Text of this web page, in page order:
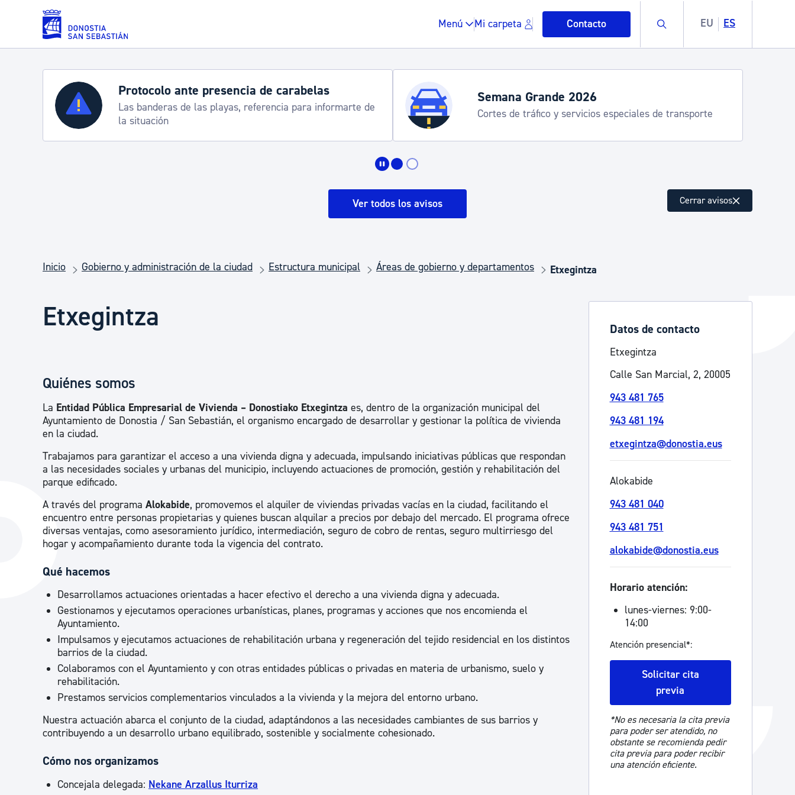
Saltar al contenido principal
Menú Mi carpeta Contacto Buscar EU ES
Servicios
Padrón y asuntos personales
Espacio público, residuos y medioambiente
Seguridad ciudadana y emergencias Euskera
Salud Pública, animales y consumo
Participación ciudadana y asociacionismo Cultura
Turismo
La ciudad
La ciudad futura
Actualidad
Agenda cultural
Administración municipal
Portal de transparencia
Catálogo de trámites
Ayuda a la tramitación
presencia de carabelas
playas, referencia para informarte de
Semana Grande 2026
Cortes de tráfico y servicios especiales de transporte 8-15 agosto
Ver todos los avisos Cerrar avisos
Inicio Gobierno y administración de la ciudad Estructura municipal Áreas de gobierno y departamentos Etxegintza
Etxegintza
Quiénes somos
La Entidad Pública Empresarial de Vivienda – Donostiako Etxegintza es, dentro de la organización municipal del
Ayuntamiento de Donostia / San Sebastián, el organismo encargado de desarrollar y gestionar la política de vivienda
en la ciudad.
Trabajamos para garantizar el acceso a una vivienda digna y adecuada, impulsando iniciativas públicas que respondan
a las necesidades sociales y urbanas del municipio, incluyendo actuaciones de promoción, gestión y rehabilitación del
parque edificado.
A través del programa Alokabide, promovemos el alquiler de viviendas privadas vacías en la ciudad, facilitando el
encuentro entre personas propietarias y quienes buscan alquilar a precios por debajo del mercado. El programa ofrece
diversas ventajas, como asesoramiento jurídico, intermediación, seguro de cobro de rentas, seguro multirriesgo del
hogar y acompañamiento durante toda la vigencia del contrato.
Qué hacemos
Desarrollamos actuaciones orientadas a hacer efectivo el derecho a una vivienda digna y adecuada.
Gestionamos y ejecutamos operaciones urbanísticas, planes, programas y acciones que nos encomienda el
Ayuntamiento.
Impulsamos y ejecutamos actuaciones de rehabilitación urbana y regeneración del tejido residencial en los distintos
barrios de la ciudad.
Colaboramos con el Ayuntamiento y con otras entidades públicas o privadas en materia de urbanismo, suelo y
rehabilitación.
Prestamos servicios complementarios vinculados a la vivienda y la mejora del entorno urbano.
Nuestra actuación abarca el conjunto de la ciudad, adaptándonos a las necesidades cambiantes de sus barrios y
contribuyendo a un desarrollo urbano equilibrado, sostenible y socialmente cohesionado.
Cómo nos organizamos
Concejala delegada: Nekane Arzallus Iturriza
Datos de contacto
Etxegintza
Calle San Marcial, 2, 20005
943 481 765
943 481 194
etxegintza@donostia.eus
Alokabide
943 481 040
943 481 751
alokabide@donostia.eus
Horario atención:
lunes-viernes: 9:00-
14:00
Atención presencial*:
Solicitar cita
previa
*No es necesaria la cita previa
para poder ser atendido, no
obstante se recomienda pedir
cita previa para poder recibir
una atención eficiente.